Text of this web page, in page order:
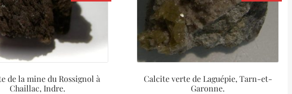
de la mine du Rossignol à
Chaillac, Indre.
Calcite verte de Laguépie, Tarn-et-
Garonne.